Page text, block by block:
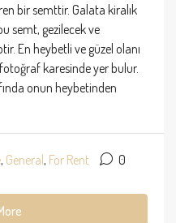
bir semttir. Galata kiralık
semt, gezilecek ve
En heybetli ve güzel olanı
karesinde yer bulur.
onun heybetinden
, General, For Rent 0